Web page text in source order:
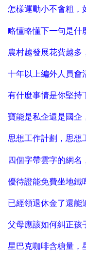
2025-07-04
2025-07-04
2025-07-04
2025-07-04
2025-07-04
2025-07-04
2025-07-04
2025-07-04
2025-07-04
2025-07-04
2025-07-04
2025-07-04